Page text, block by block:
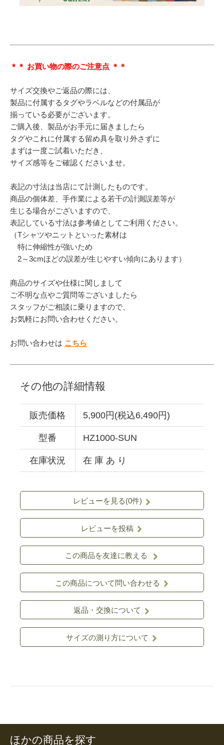
＊＊ お買い物の際のご注意点 ＊＊
サイズ交換やご返品の際には、
製品に付属するタグやラベルなどの付属品が
揃っている必要がございます。
ご購入後、製品がお手元に届きましたら
タグやこれに付属する留め具を取り外さずに
まずは一度ご試着いただき、
サイズ感等をご確認くださいませ。
表記の寸法は当店にて計測したものです。
商品の個体差、手作業による若干の計測誤差等が
生じる場合がございますので、
表記している寸法は参考値としてご利用ください。
（Tシャツやニットといった素材は
特に伸縮性が強いため
2～3cmほどの誤差が生じやすい傾向にあります）
商品のサイズや仕様に関しまして
ご不明な点やご質問等ございましたら
スタッフがご相談に乗りますので、
お気軽にお問い合わせください。
お問い合わせは こちら
その他の詳細情報
販売価格 5,900円(税込6,490円)
型番 HZ1000-SUN
在庫状況 在 庫 あ り
レビューを見る(0件)
レビューを投稿
この商品を友達に教える
この商品について問い合わせる
返品・交換について
サイズの測り方について
ほかの商品を探す